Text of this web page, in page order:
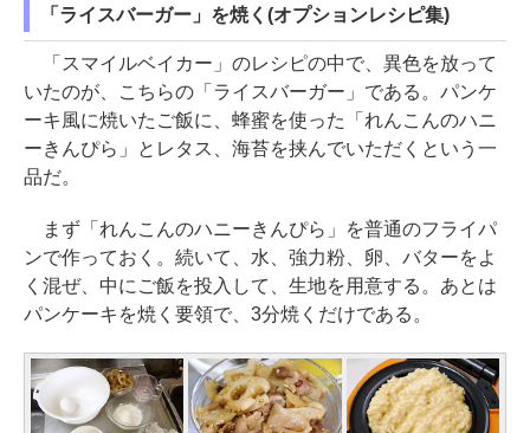
「ライスバーガー」を焼く(オプションレシピ集)
「スマイルベイカー」のレシピの中で、異色を放って
いたのが、こちらの「ライスバーガー」である。パンケ
ーキ風に焼いたご飯に、蜂蜜を使った「れんこんのハニ
ーきんぴら」とレタス、海苔を挟んでいただくという一
品だ。
まず「れんこんのハニーきんぴら」を普通のフライパ
ンで作っておく。続いて、水、強力粉、卵、バターをよ
く混ぜ、中にご飯を投入して、生地を用意する。あとは
パンケーキを焼く要領で、3分焼くだけである。